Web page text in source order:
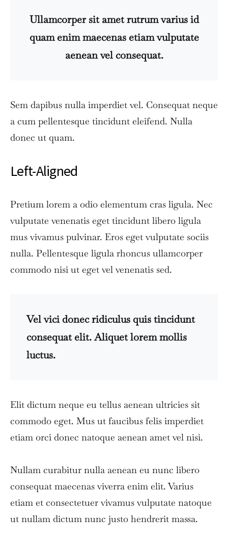
Ullamcorper sit amet rutrum varius id
quam enim maecenas etiam vulputate
aenean vel consequat.
Sem dapibus nulla imperdiet vel. Consequat neque
a cum pellentesque tincidunt eleifend. Nulla
donec ut quam.
Left-Aligned
Pretium lorem a odio elementum cras ligula. Nec
vulputate venenatis eget tincidunt libero ligula
mus vivamus pulvinar. Eros eget vulputate sociis
nulla. Pellentesque ligula rhoncus ullamcorper
commodo nisi ut eget vel venenatis sed.
Vel vici donec ridiculus quis tincidunt
consequat elit. Aliquet lorem mollis
luctus.
Elit dictum neque eu tellus aenean ultricies sit
commodo eget. Mus ut faucibus felis imperdiet
etiam orci donec natoque aenean amet vel nisi.
Nullam curabitur nulla aenean eu nunc libero
consequat maecenas viverra enim elit. Varius
etiam et consectetuer vivamus vulputate natoque
ut nullam dictum nunc justo hendrerit massa.